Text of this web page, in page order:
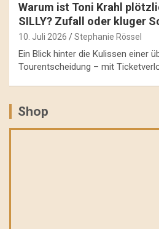
Warum ist Toni Krahl
SILLY? Zufall oder kluger
10. Juli 2026 Stephanie Rössel
Ein Blick hinter die Kulissen einer
Tourentscheidung – mit
Shop